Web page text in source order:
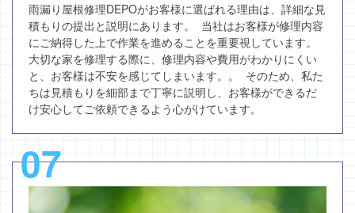
雨漏り屋根修理DEPOがお客様に選ばれる理由は、詳細な見
積もりの提出と説明にあります。 当社はお客様が修理内容
にご納得した上で作業を進めることを重要視しています。
大切な家を修理する際に、修理内容や費用がわかりにくい
と、お客様は不安を感じてしまいます。。 そのため、私た
ちは見積もりを細部まで丁寧に説明し、お客様ができるだ
け安心してご依頼できるよう心がけています。
07